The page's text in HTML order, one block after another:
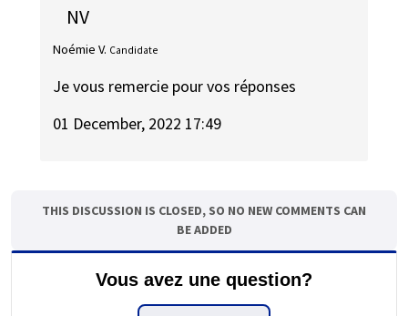
NV
Noémie V. Candidate
Je vous remercie pour vos réponses
01 December, 2022 17:49
THIS DISCUSSION IS CLOSED, SO NO NEW COMMENTS CAN
BE ADDED
Vous avez une question?